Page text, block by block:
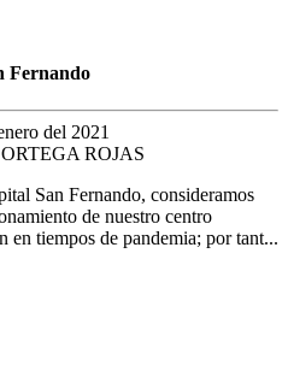
Fernando
del 2021
ROJAS
San Fernando, consideramos
de nuestro centro
tiempos de pandemia; por tant...